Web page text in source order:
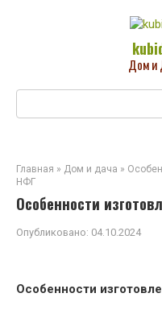
Дом и
Главная » Дом и дача »
НФГ
Особенности
Опубликовано: 04.10.2024
Особенности